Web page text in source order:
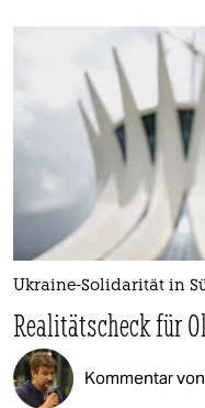
Ukraine-Solidarität in
Realitätscheck für
Kommentar von